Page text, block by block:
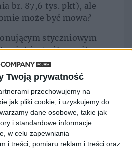
Twoją prywatność
przechowujemy na
jak pliki cookie, i uzyskujemy do
dane osobowe, takie jak
i standardowe informacje
w celu zapewniania
i treści, pomiaru reklam i treści oraz
br. 87,6 tys. pkt), ale
może być mowa?
styczniowym
wciąż jest niższa niż
ubiegłego roku, kiedy
a w kolejnych
hossa zanotowała
przystanek, w trakcie
na rynku działo,
prawo poczuć
do nieruchomej